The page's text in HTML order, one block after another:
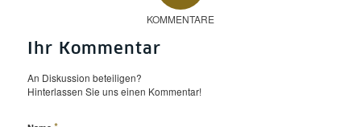
KOMMENTARE
Ihr Kommentar
An Diskussion beteiligen?
Hinterlassen Sie uns einen Kommentar!